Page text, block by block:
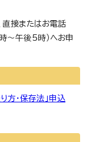
直接またはお電話
～午後5時）へお申
方・保存法」申込